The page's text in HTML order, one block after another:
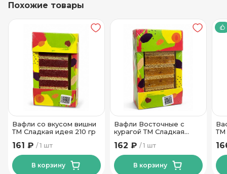
Температура хранения
Бренд
ОАО Кондитерская
фабрика "Слодыч"
Похожие товары
Вафли со вкусом вишни
ТМ Сладкая идея 210 гр
1 шт
161 ₽
В корзину
Вафли Восточные с
курагой ТМ Сладкая
1 шт
162 ₽
В корзину
ТМ